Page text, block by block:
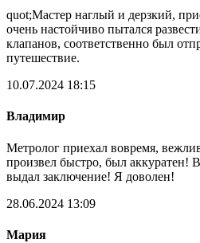
quot;Мастер наглый и дерзкий,
очень настойчиво пытался
клапанов, соответственно был
путешествие.
10.07.2024 18:15
Владимир
Метролог приехал вовремя,
произвел быстро, был аккуратен!
выдал заключение! Я доволен!
28.06.2024 13:09
Мария